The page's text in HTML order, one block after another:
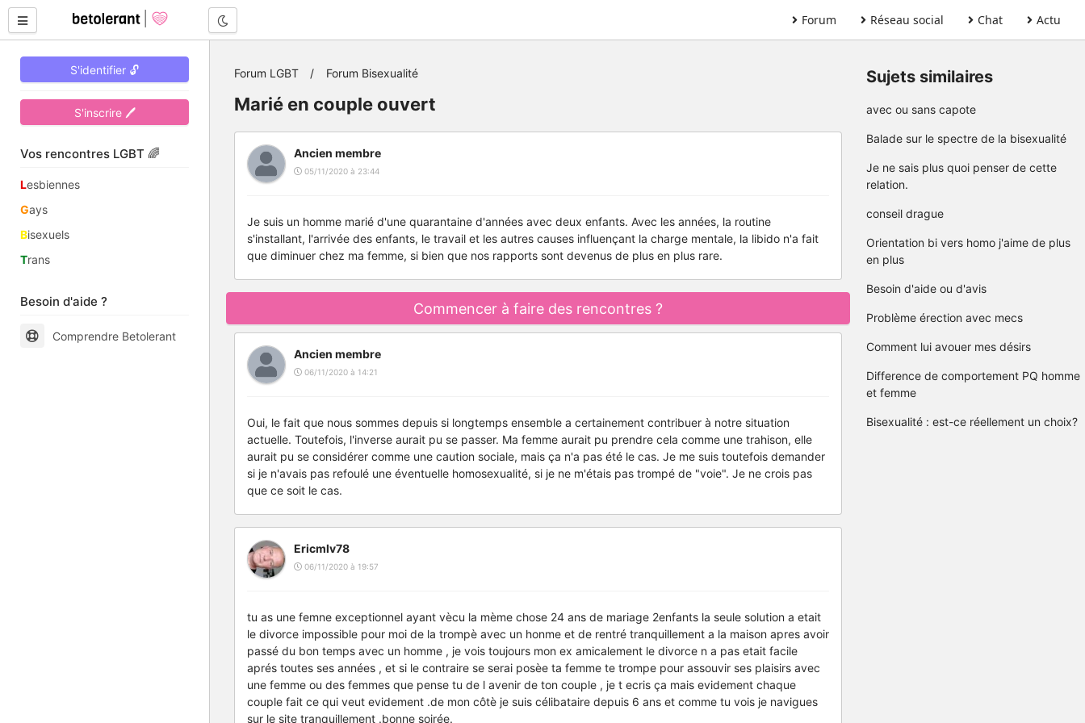
Forum Réseau social Chat Actu
S'identifier 🔓
S'inscrire 🖊
Vos rencontres LGBT 🌈
Lesbiennes
Gays
Bisexuels
Trans
Besoin d'aide ?
Comprendre Betolerant
Forum LGBT Forum Bisexualité
Marié en couple ouvert
Ancien membre
05/11/2020 à 23:44
Je suis un homme marié d'une quarantaine d'années avec deux enfants. Avec les années, la routine
s'installant, l'arrivée des enfants, le travail et les autres causes influençant la charge mentale, la libido n'a fait
que diminuer chez ma femme, si bien que nos rapports sont devenus de plus en plus rare.
Commencer à faire des rencontres ?
Ancien membre
06/11/2020 à 14:21
Oui, le fait que nous sommes depuis si longtemps ensemble a certainement contribuer à notre situation
actuelle. Toutefois, l'inverse aurait pu se passer. Ma femme aurait pu prendre cela comme une trahison, elle
aurait pu se considérer comme une caution sociale, mais ça n'a pas été le cas. Je me suis toutefois demander
si je n'avais pas refoulé une éventuelle homosexualité, si je ne m'étais pas trompé de "voie". Je ne crois pas
que ce soit le cas.
Ericmlv78
06/11/2020 à 19:57
tu as une femne exceptionnel ayant vècu la mème chose 24 ans de mariage 2enfants la seule solution a etait
le divorce impossible pour moi de la trompè avec un honme et de rentré tranquillement a la maison apres avoir
passé du bon temps avec un homme , je vois toujours mon ex amicalement le divorce n a pas etait facile
aprés toutes ses années , et si le contraire se serai posèe ta femme te trompe pour assouvir ses plaisirs avec
une femme ou des femmes que pense tu de l avenir de ton couple , je t ecris ça mais evidement chaque
couple fait ce qui veut evidement .de mon côtè je suis célibataire depuis 6 ans et comme tu vois je navigues
sur le site tranquillement .bonne soirée.
Sujets similaires
avec ou sans capote
Balade sur le spectre de la bisexualité
Je ne sais plus quoi penser de cette
relation.
conseil drague
Orientation bi vers homo j'aime de plus
en plus
Besoin d'aide ou d'avis
Problème érection avec mecs
Comment lui avouer mes désirs
Difference de comportement PQ homme
et femme
Bisexualité : est-ce réellement un choix?